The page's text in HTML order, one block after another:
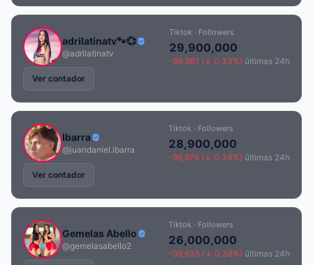
adrilatinatv🐾💞
@adrilatinatv
Tiktok · Followers
29,900,000
-99,981 (↓ 0.33%) últimas 24h
Ver contador
Ibarra
@juandaniel.ibarra
Tiktok · Followers
28,900,000
-98,976 (↓ 0.34%) últimas 24h
Ver contador
Gemelas Abello
@gemelasabello2
Tiktok · Followers
26,000,000
-99,635 (↓ 0.38%) últimas 24h